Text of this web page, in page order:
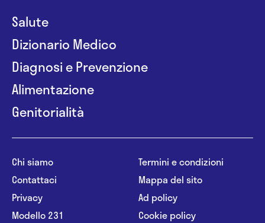
Salute
Dizionario Medico
Diagnosi e Prevenzione
Alimentazione
Genitorialità
Chi siamo
Contattaci
Privacy
Modello 231
Termini e condizioni
Mappa del sito
Ad policy
Cookie policy